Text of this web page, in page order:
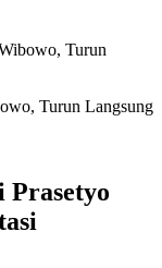
Turun
Prasetyo